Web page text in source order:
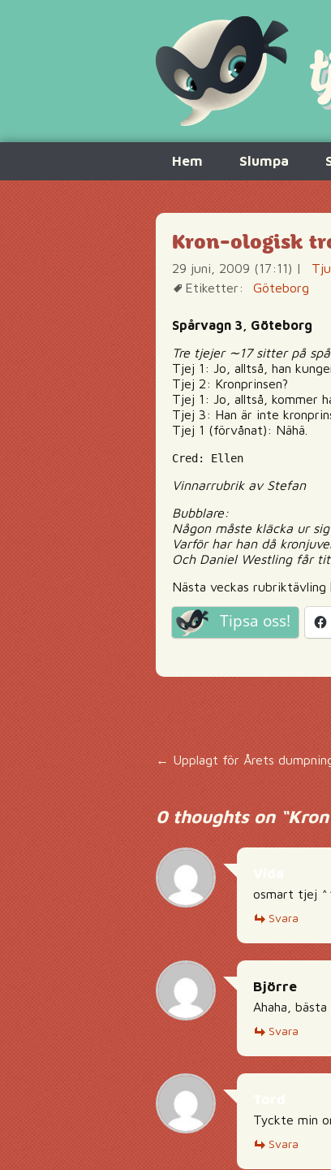
innehåll
Hem Slumpa
Kron-ologisk
29 juni, 2009 (17:11) |
Etiketter:
Göteborg
Spårvagn 3, Göteborg
Tre tjejer ∼17 sitter på
Tjej 1: Jo, alltså, han
Tjej 2: Kronprinsen?
Tjej 1: Jo, alltså, kommer
Tjej 3: Han är inte
Tjej 1 (förvånat): Nähä.
Cred: Ellen
Vinnarrubrik av Stefan
Bubblare:
Någon måste kläcka ur
Varför har han då
Och Daniel Westling får
Nästa veckas
Tipsa oss!
Inläggsnavigering
←Upplagt för Årets
0 thoughts on “
osmart tjej
Svara
Björre
Ahaha, bästa
Svara
Tyckte min
Svara